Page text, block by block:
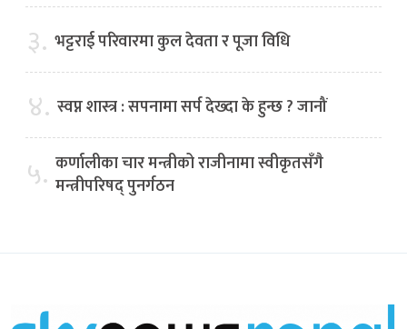
३. भट्टराई परिवारमा कुल देवता र पूजा विधि
४. स्वप्न शास्त्र : सपनामा सर्प देख्दा के हुन्छ ? जानौं
५. कर्णालीका चार मन्त्रीको राजीनामा स्वीकृतसँगै
मन्त्रीपरिषद् पुनर्गठन